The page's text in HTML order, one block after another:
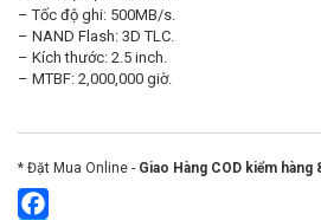
– Tốc độ ghi: 500MB/s.
– NAND Flash: 3D TLC.
– Kích thước: 2.5 inch.
– MTBF: 2,000,000 giờ.
* Đặt Mua Online - Giao Hàng COD kiểm hàng